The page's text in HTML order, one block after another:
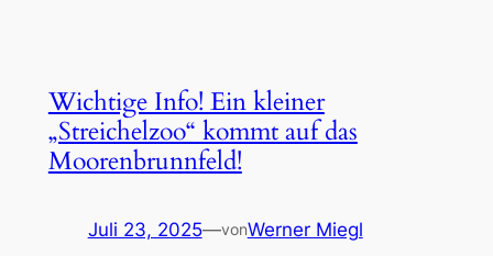
Wichtige Info! Ein kleiner
„Streichelzoo“ kommt auf das
Moorenbrunnfeld!
Juli 23, 2025—vonWerner Miegl